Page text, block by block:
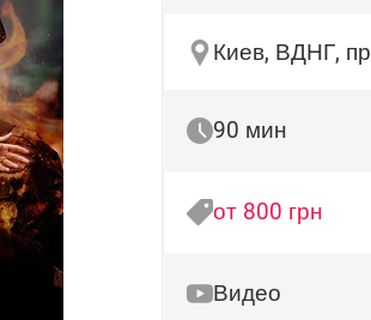
Киев, ВДНГ,
90 мин
от 800 грн
Видео